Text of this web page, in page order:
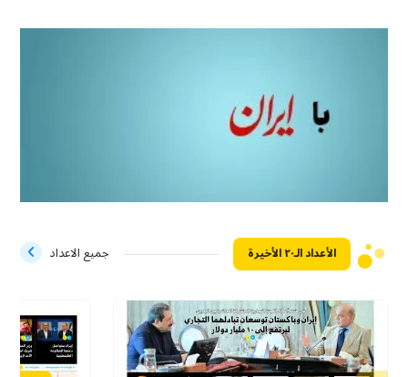
الأعداد الـ۲۰ الأخيرة جميع الاعداد